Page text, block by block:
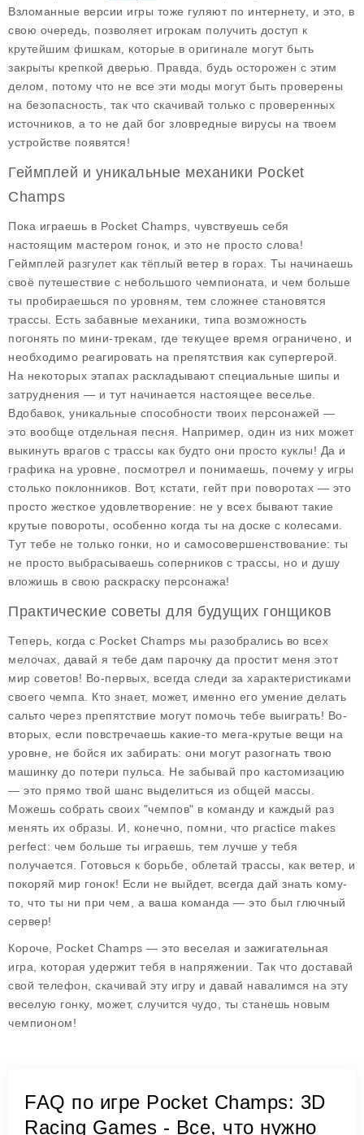
Взломанные версии игры тоже гуляют по интернету, и это, в
свою очередь, позволяет игрокам получить доступ к
крутейшим фишкам, которые в оригинале могут быть
закрыты крепкой дверью. Правда, будь осторожен с этим
делом, потому что не все эти моды могут быть проверены
на безопасность, так что скачивай только с проверенных
источников, а то не дай бог зловредные вирусы на твоем
устройстве появятся!
Геймплей и уникальные механики Pocket
Champs
Пока играешь в Pocket Champs, чувствуешь себя
настоящим мастером гонок, и это не просто слова!
Геймплей разгулет как тёплый ветер в горах. Ты начинаешь
своё путешествие с небольшого чемпионата, и чем больше
ты пробираешься по уровням, тем сложнее становятся
трассы. Есть забавные механики, типа возможность
погонять по мини-трекам, где текущее время ограничено, и
необходимо реагировать на препятствия как супергерой.
На некоторых этапах раскладывают специальные шипы и
затруднения — и тут начинается настоящее веселье.
Вдобавок, уникальные способности твоих персонажей —
это вообще отдельная песня. Например, один из них может
выкинуть врагов с трассы как будто они просто куклы! Да и
графика на уровне, посмотрел и понимаешь, почему у игры
столько поклонников. Вот, кстати, гейт при поворотах — это
просто жесткое удовлетворение: не у всех бывают такие
крутые повороты, особенно когда ты на доске с колесами.
Тут тебе не только гонки, но и самосовершенствование: ты
не просто выбрасываешь соперников с трассы, но и душу
вложишь в свою раскраску персонажа!
Практические советы для будущих гонщиков
Теперь, когда с Pocket Champs мы разобрались во всех
мелочах, давай я тебе дам парочку да простит меня этот
мир советов! Во-первых, всегда следи за характеристиками
своего чемпа. Кто знает, может, именно его умение делать
сальто через препятствие могут помочь тебе выиграть! Во-
вторых, если повстречаешь какие-то мега-крутые вещи на
уровне, не бойся их забирать: они могут разогнать твою
машинку до потери пульса. Не забывай про кастомизацию
— это прямо твой шанс выделиться из общей массы.
Можешь собрать своих "чемпов" в команду и каждый раз
менять их образы. И, конечно, помни, что practice makes
perfect: чем больше ты играешь, тем лучше у тебя
получается. Готовься к борьбе, облетай трассы, как ветер, и
покоряй мир гонок! Если не выйдет, всегда дай знать кому-
то, что ты ни при чем, а ваша команда — это был глючный
сервер!
Короче, Pocket Champs — это веселая и зажигательная
игра, которая удержит тебя в напряжении. Так что доставай
свой телефон, скачивай эту игру и давай навалимся на эту
веселую гонку, может, случится чудо, ты станешь новым
чемпионом!
FAQ по игре Pocket Champs: 3D
Racing Games - Все, что нужно